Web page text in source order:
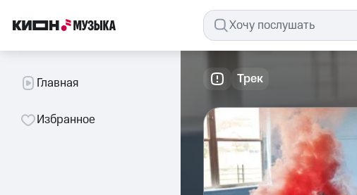
Главная
Избранное
Трек